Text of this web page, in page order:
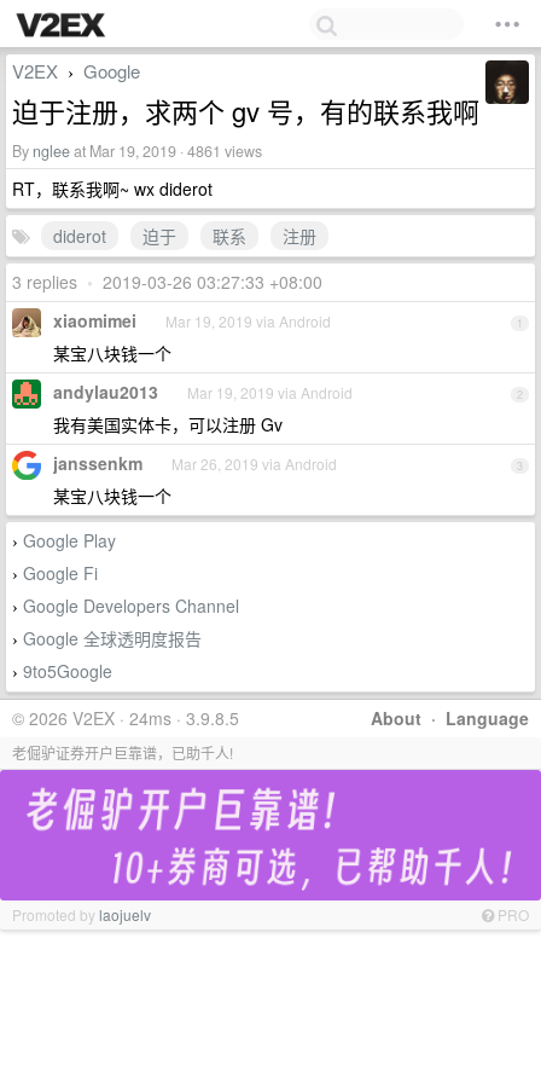
V2EX › Google
迫于注册，求两个 gv 号，有的联系我啊
By ngleeat Mar 19, 2019 · 4861 views
RT，联系我啊~ wx diderot
diderot
迫于 联系
注册
3 replies • 2019-03-26 03:27:33 +08:00
1
xiaomimei Mar 19, 2019 via Android
某宝八块钱一个
2
andylau2013 Mar 19, 2019 via Android
我有美国实体卡，可以注册 Gv
3
janssenkm Mar 26, 2019 via Android
某宝八块钱一个
› Google Play
› Google Fi
› Google Developers Channel
› Google 全球透明度报告
› 9to5Google
About · Language
© 2026 V2EX · 24ms · 3.9.8.5
老倔驴证券开户巨靠谱，已助千人!
Promoted bylaojuelv PRO